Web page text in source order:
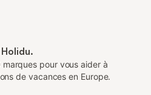
pour vous aider à
de vacances en Europe.